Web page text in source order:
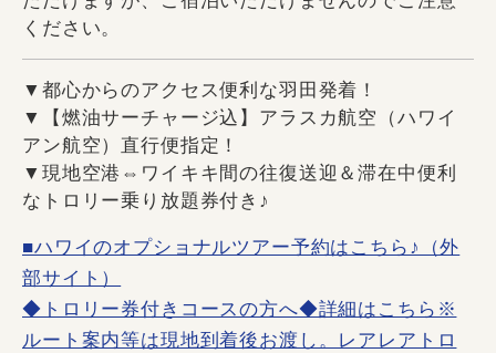
ください。
▼都心からのアクセス便利な羽田発着！
▼【燃油サーチャージ込】アラスカ航空（ハワイ
アン航空）直行便指定！
▼現地空港⇔ワイキキ間の往復送迎＆滞在中便利
なトロリー乗り放題券付き♪
■ハワイのオプショナルツアー予約はこちら♪（外
部サイト）
◆トロリー券付きコースの方へ◆詳細はこちら※
ルート案内等は現地到着後お渡し。レアレアトロ